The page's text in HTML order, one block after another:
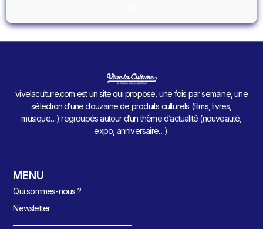
vivelaculture.com est un site qui propose, une fois par semaine, une
sélection d’une douzaine de produits culturels (films, livres,
musique…) regroupés autour d’un thème d’actualité (nouveauté,
expo, anniversaire…).
MENU
Qui sommes-nous ?
Newsletter